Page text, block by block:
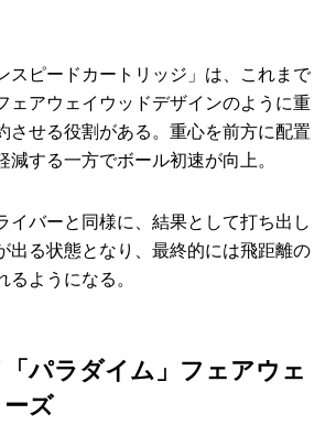
スピードカートリッジ」は、これまで
ェアウェイウッドデザインのように重
させる役割がある。重心を前方に配置
減する一方でボール初速が向上。
イバーと同様に、結果として打ち出し
出る状態となり、最終的には飛距離の
るようになる。
パラダイム」フェアウェ
ズ